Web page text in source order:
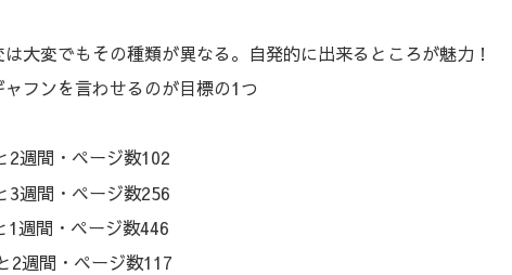
大変でもその種類が異なる。自発的に出来るところが魅力！
フンを言わせるのが目標の1つ
2週間・ページ数102
3週間・ページ数256
1週間・ページ数446
2週間・ページ数117